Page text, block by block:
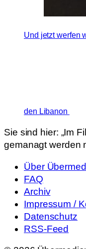
Und jetzt werfen
den Libanon
Sie sind hier: „Im
gemanagt werden
Über
FAQ
Archiv
Impressum /
Datenschutz
RSS-Feed